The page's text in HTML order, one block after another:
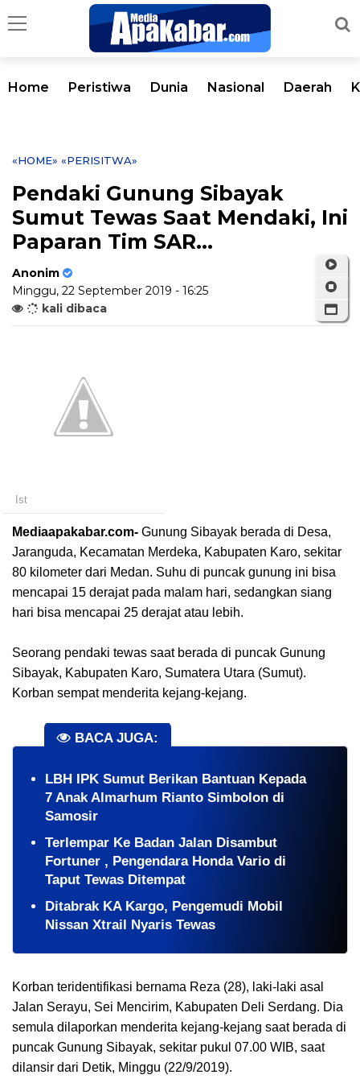
Home Peristiwa Dunia Nasional Daerah
«HOME» «PERISITWA»
Pendaki Gunung Sibayak
Sumut Tewas Saat Mendaki, Ini
Paparan Tim SAR...
Anonim
Minggu, 22 September 2019 - 16:25
kali dibaca
Ist
Mediaapakabar.com- Gunung Sibayak berada di Desa,
Jaranguda, Kecamatan Merdeka, Kabupaten Karo, sekitar
80 kilometer dari Medan. Suhu di puncak gunung ini bisa
mencapai 15 derajat pada malam hari, sedangkan siang
hari bisa mencapai 25 derajat atau lebih.
Seorang pendaki tewas saat berada di puncak Gunung
Sibayak, Kabupaten Karo, Sumatera Utara (Sumut).
Korban sempat menderita kejang-kejang.
BACA JUGA:
LBH IPK Sumut Berikan Bantuan Kepada
7 Anak Almarhum Rianto Simbolon di
Samosir
Terlempar Ke Badan Jalan Disambut
Fortuner , Pengendara Honda Vario di
Taput Tewas Ditempat
Ditabrak KA Kargo, Pengemudi Mobil
Nissan Xtrail Nyaris Tewas
Korban teridentifikasi bernama Reza (28), laki-laki asal
Jalan Serayu, Sei Mencirim, Kabupaten Deli Serdang. Dia
semula dilaporkan menderita kejang-kejang saat berada di
puncak Gunung Sibayak, sekitar pukul 07.00 WIB, saat
dilansir dari Detik, Minggu (22/9/2019).